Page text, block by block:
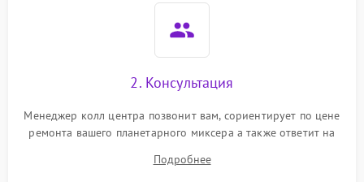
2. Консультация
Менеджер колл центра позвонит вам, сориентирует по цене
ремонта вашего планетарного миксера а также ответит на
Подробнее